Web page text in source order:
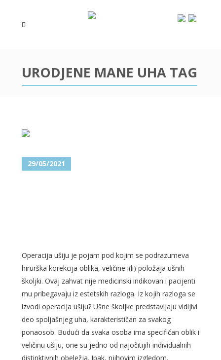
URODJENE MANE UHA TAG
29/05/2021
Operacija ušiju je pojam pod kojim se podrazumeva
hirurška korekcija oblika, veličine i(li) položaja ušnih
školjki. Ovaj zahvat nije medicinski indikovan i pacijenti
mu pribegavaju iz estetskih razloga. Iz kojih razloga se
izvodi operacija ušiju? Ušne školjke predstavljaju vidljivi
deo spoljašnjeg uha, karakterističan za svakog
ponaosob. Budući da svaka osoba ima specifičan oblik i
veličinu ušiju, one su jedno od najočitijih individualnih
distinktivnih obeležja. Ipak, njihovim izgledom,